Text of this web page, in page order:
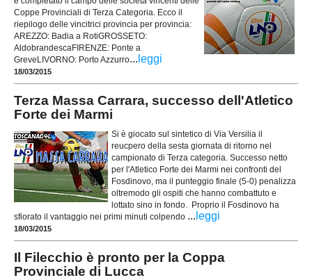
Coppe Provinciali di Terza Categoria. Ecco il
riepilogo delle vincitrici provincia per provincia:
AREZZO: Badia a RotiGROSSETO:
AldobrandescaFIRENZE: Ponte a
GreveLIVORNO: Porto Azzurro... leggi
18/03/2015
Terza Massa Carrara, successo dell'Atletico
Forte dei Marmi
Si è giocato sul sintetico di Via Versilia il
reucpero della sesta giornata di ritorno nel
campionato di Terza categoria. Successo netto
per l'Atletico Forte dei Marmi nei confronti del
Fosdinovo, ma il punteggio finale (5-0) penalizza
oltremodo gli ospiti che hanno combattuto e
lottato sino in fondo. Proprio il Fosdinovo ha
sfiorato il vantaggio nei primi minuti colpendo ... leggi
18/03/2015
Il Filecchio è pronto per la Coppa
Provinciale di Lucca